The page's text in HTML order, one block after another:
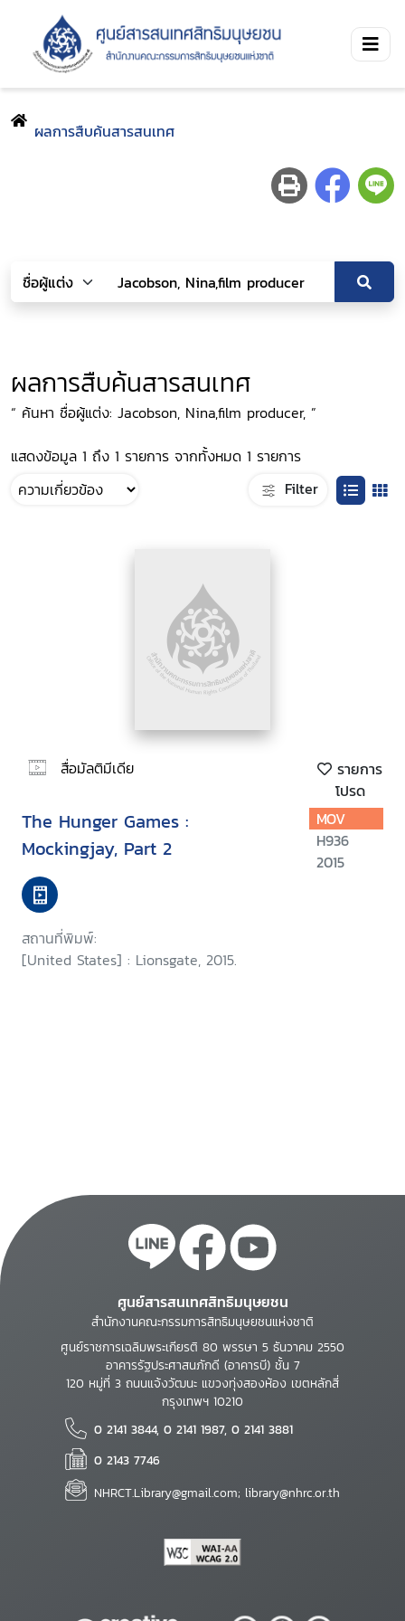
ผลการสืบค้นสารสนเทศ
ผลการสืบค้นสารสนเทศ
“ ค้นหา ชื่อผู้แต่ง: Jacobson, Nina,film producer, ”
แสดงข้อมูล 1 ถึง 1 รายการ จากทั้งหมด 1 รายการ
Filter
สื่อมัลติมีเดีย
รายการ
โปรด
The Hunger Games :
Mockingjay, Part 2
สถานที่พิมพ์:
[United States] : Lionsgate, 2015.
MOV
H936
2015
ศูนย์สารสนเทศสิทธิมนุษยชน
สำนักงานคณะกรรมการสิทธิมนุษยชนแห่งชาติ
ศูนย์ราชการเฉลิมพระเกียรติ 80 พรรษา 5 ธันวาคม 2550
อาคารรัฐประศาสนภักดี (อาคารบี) ชั้น 7
120 หมู่ที่ 3 ถนนแจ้งวัฒนะ แขวงทุ่งสองห้อง เขตหลักสี่
กรุงเทพฯ 10210
0 2141 3844, 0 2141 1987, 0 2141 3881
0 2143 7746
NHRCT.Library@gmail.com; library@nhrc.or.th